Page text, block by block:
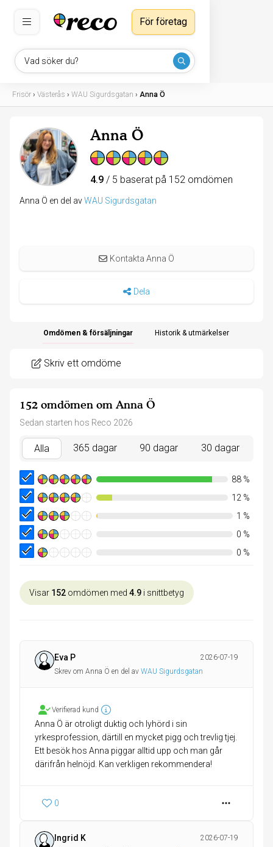
Vad söker du?
För företag
Frisör › Västerås › WAU Sigurdsgatan › Anna Ö
Anna Ö
4.9 / 5 baserat på 152 omdömen
Anna Ö en del avWAU Sigurdsgatan
Kontakta Anna Ö
Dela
Omdömen & försäljningar Historik & utmärkelser
Skriv ett omdöme
152 omdömen om Anna Ö
Sedan starten hos Reco 2026
Alla 365 dagar 90 dagar 30 dagar
88%
12%
1 %
0 %
0 %
Visar 152 omdömen med 4.9 i snittbetyg
Eva P
2026-07-19
Skrev om Anna Ö en del av WAU Sigurdsgatan
Verifierad kund
Anna Ö är otroligt duktig och lyhörd i sin
yrkesprofession, därtill en mycket pigg och trevlig tjej.
Ett besök hos Anna piggar alltid upp och man går
därifrån helnöjd. Kan verkligen rekommendera!
0
Ingrid K
2026-07-19